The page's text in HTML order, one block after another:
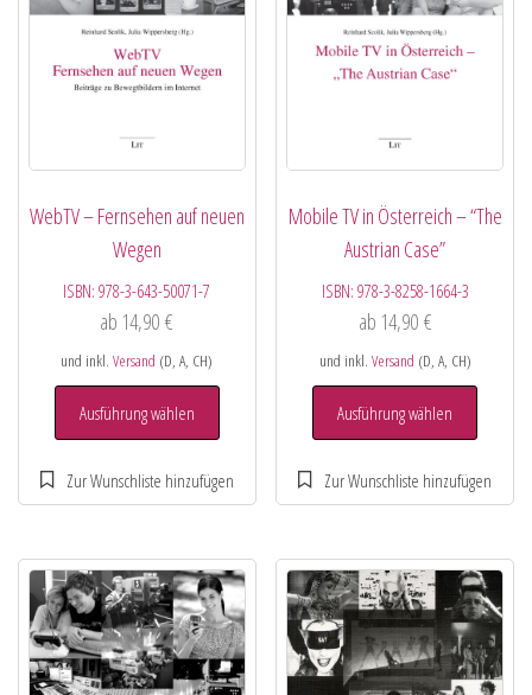
WebTV – Fernsehen auf neuen
Wegen
ISBN:978-3-643-50071-7
ab 14,90€
und inkl.Versand (D, A, CH)
Ausführung wählen
Mobile TV in Österreich – “The
Austrian Case”
ISBN: 978-3-8258-1664-3
ab 14,90 €
und inkl. Versand (D, A, CH)
Ausführung wählen